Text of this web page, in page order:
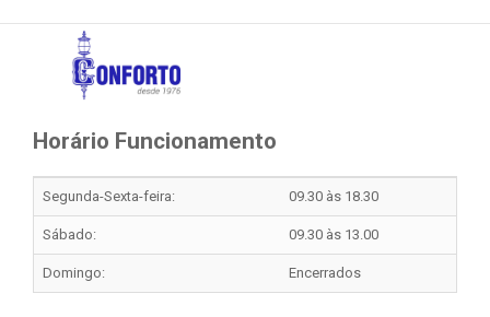
Horário Funcionamento
Segunda-Sexta-feira: 09.30 às 18.30
Sábado: 09.30 às 13.00
Domingo: Encerrados